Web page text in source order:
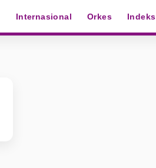
Internasional Orkes Indeks